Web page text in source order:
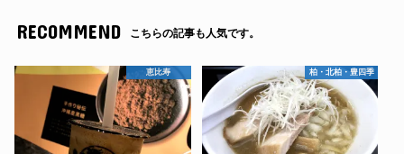
RECOMMEND こちらの記事も人気です。
恵比寿 柏・北柏・豊四季